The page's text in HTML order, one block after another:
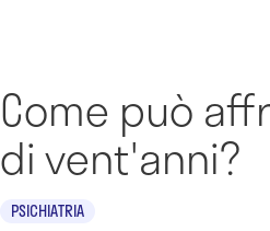
Come può
di vent'anni?
PSICHIATRIA